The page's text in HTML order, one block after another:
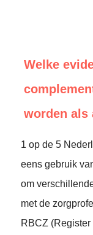
Welke
worden als
1 op de 5
eens gebruik
om
met de
RBCZ